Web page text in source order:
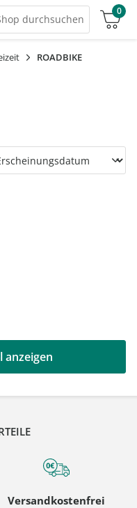
durchsuchen
0
ROADBIKE
anzeigen
Versandkostenfrei